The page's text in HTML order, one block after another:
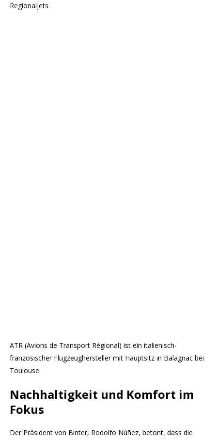
Regionaljets.
ATR (Avions de Transport Régional) ist ein italienisch-
französischer Flugzeughersteller mit Hauptsitz in Balagnac bei
Toulouse.
Nachhaltigkeit und Komfort im
Fokus
Der Präsident von Binter, Rodolfo Núñez, betont, dass die